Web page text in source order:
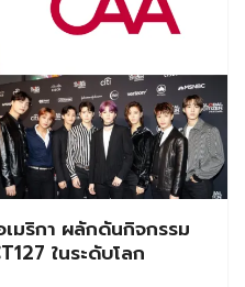
มริกา ผลักดันกิจกรรม
ในระดับโลก